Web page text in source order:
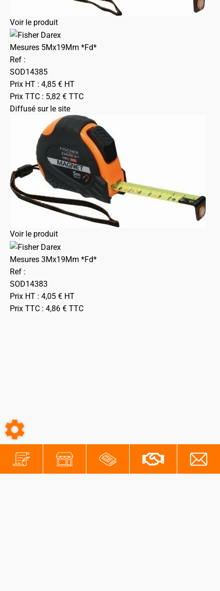
Voir le produit
Mesures 5Mx19Mm *Fd*
Ref :
SOD14385
Prix HT : 4,85 € HT
Prix TTC : 5,82 € TTC
Diffusé sur le site
Voir le produit
Mesures 3Mx19Mm *Fd*
Ref :
SOD14383
Prix HT : 4,05 € HT
Prix TTC : 4,86 € TTC